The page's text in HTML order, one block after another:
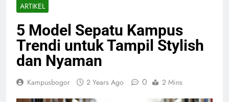
ARTIKEL
5 Model Sepatu Kampus
Trendi untuk Tampil Stylish
dan Nyaman
Kampusbogor 2 Years Ago 0 2 Mins